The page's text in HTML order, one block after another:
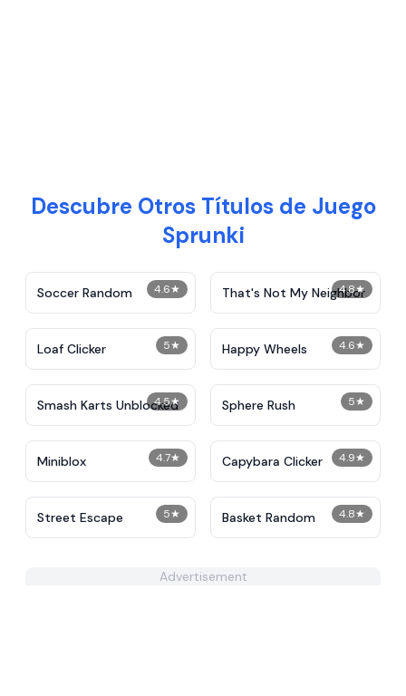
Descubre Otros Títulos de Juego
Sprunki
4.6★
Soccer Random 4.8★
That's Not My Neighbor
5★
Loaf Clicker 4.6★
Happy Wheels
4.5★
Smash Karts Unblocked 5★
Sphere Rush
4.7★
Miniblox 4.9★
Capybara Clicker
5★
Street Escape 4.8★
Basket Random
Advertisement